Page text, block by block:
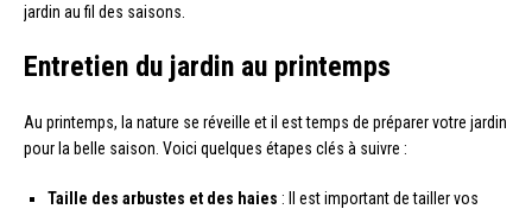
jardin au fil des saisons.
Entretien du jardin au printemps
Au printemps, la nature se réveille et il est temps de préparer votre jardin
pour la belle saison. Voici quelques étapes clés à suivre :
Taille des arbustes et des haies : Il est important de tailler vos